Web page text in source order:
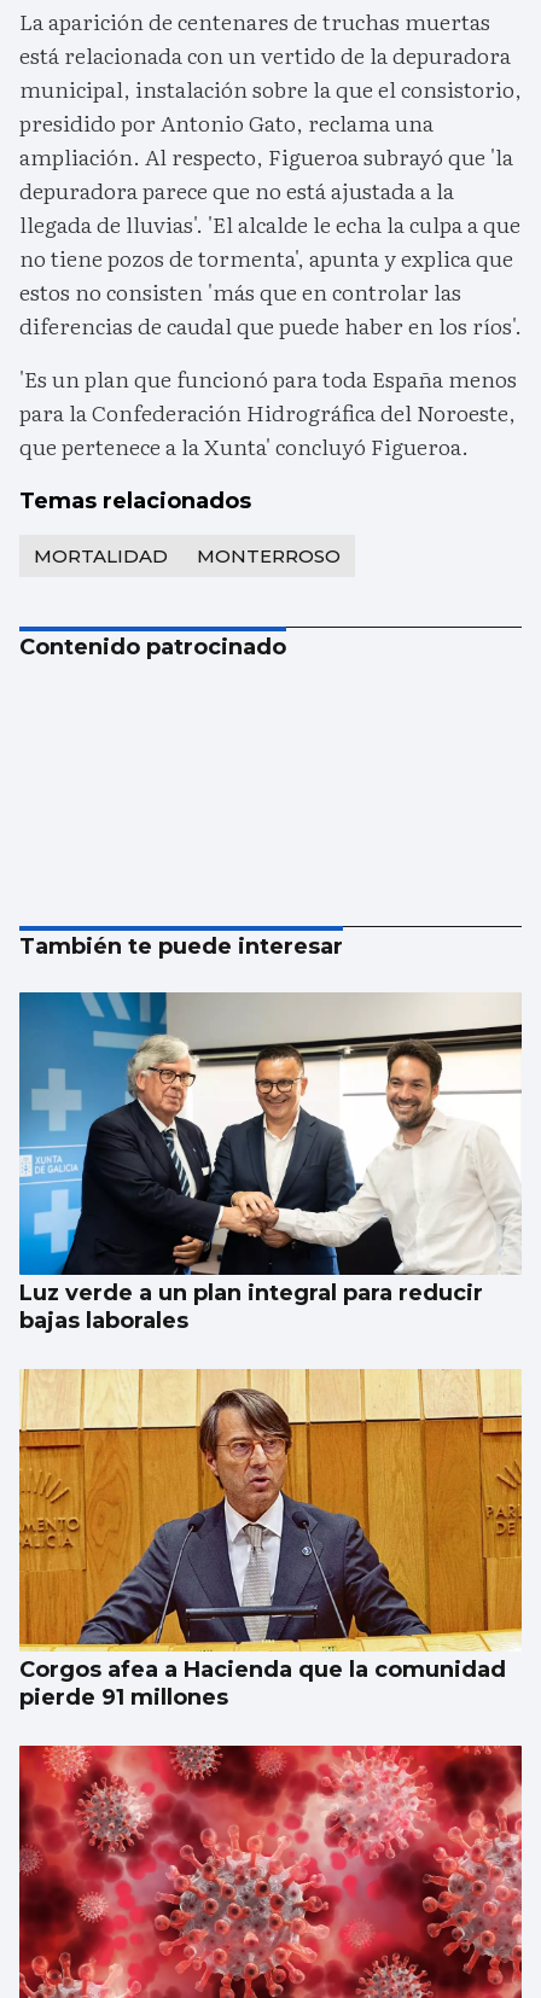
La aparición de centenares de truchas muertas
está relacionada con un vertido de la depuradora
municipal, instalación sobre la que el consistorio,
presidido por Antonio Gato, reclama una
ampliación. Al respecto, Figueroa subrayó que 'la
depuradora parece que no está ajustada a la
llegada de lluvias'. 'El alcalde le echa la culpa a que
no tiene pozos de tormenta', apunta y explica que
estos no consisten 'más que en controlar las
diferencias de caudal que puede haber en los ríos'.
'Es un plan que funcionó para toda España menos
para la Confederación Hidrográfica del Noroeste,
que pertenece a la Xunta' concluyó Figueroa.
Temas relacionados
MORTALIDAD MONTERROSO
Contenido patrocinado
También te puede interesar
Luz verde a un plan integral para reducir
bajas laborales
Corgos afea a Hacienda que la comunidad
pierde 91 millones